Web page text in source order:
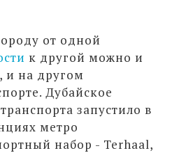
от одной
к другой можно и
и на другом
Дубайское
запустило в
метро
набор - Terhaal,